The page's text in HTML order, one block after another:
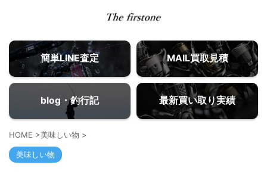
簡単LINE査定 MAIL買取見積
blog・釣行記 最新買い取り実績
HOME >美味しい物 >
美味しい物